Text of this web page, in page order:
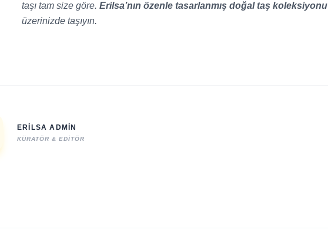
taşı tam size göre. Erilsa’nın özenle tasarlanmış doğal taş koleksiyonu
üzerinizde taşıyın.
ERILSA ADMIN
KÜRATÖR & EDITÖR